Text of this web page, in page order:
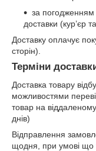
за погодженням
доставки (кур’єр
Доставку оплачує
сторін).
Терміни
Доставка товару
можливостями
товар на
днів)
Відправлення
щодня, при умові що